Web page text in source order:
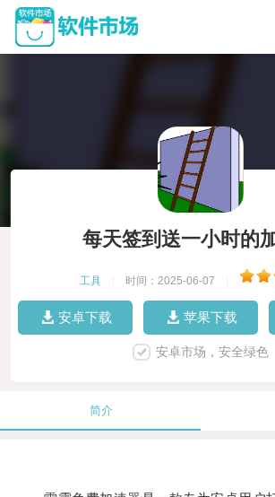
每天签到送一小时的
工具 时间：2025-06-07
安卓下载 苹果下载
安卓市场，安全绿色
简介